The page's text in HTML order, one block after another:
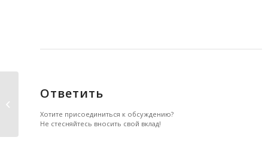
Ответить
Хотите присоединиться к обсуждению?
Не стесняйтесь вносить свой вклад!
Юлия Юркина 2.
Делимся опыт�...